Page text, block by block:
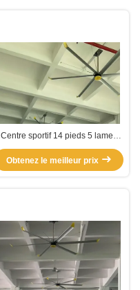
Centre sportif 14 pieds 5 lames
HVLS
Obtenez le meilleur prix